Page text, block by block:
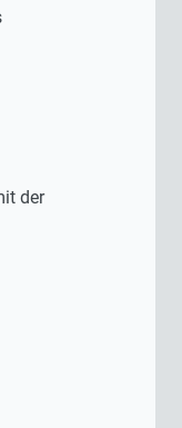
der